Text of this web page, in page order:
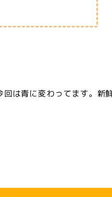
は青に変わってます。新